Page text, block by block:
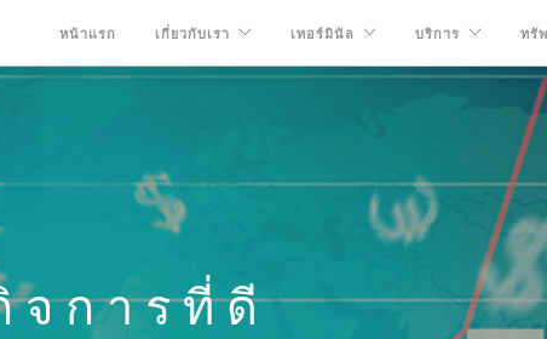
หน้าแรก เกี่ยวกับเรา เทอร์มินัล บริการ ทรั
จการที่ดี